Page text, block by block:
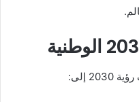
إلى: